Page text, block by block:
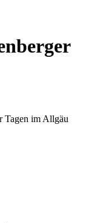
Tagen im Allgäu